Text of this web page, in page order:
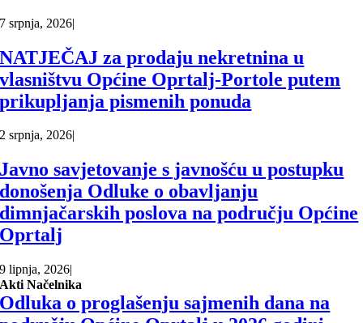
7 srpnja, 2026|
NATJEČAJ za prodaju nekretnina u
vlasništvu Općine Oprtalj-Portole putem
prikupljanja pismenih ponuda
2 srpnja, 2026|
Javno savjetovanje s javnošću u postupku
donošenja Odluke o obavljanju
dimnjačarskih poslova na području Općine
Oprtalj
9 lipnja, 2026|
Akti Načelnika
Odluka o proglašenju sajmenih dana na